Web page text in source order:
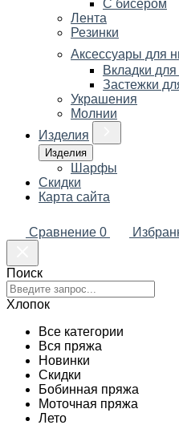
С бисером
Лента
Резинки
Аксессуары для
Вкладки
Застежки
Украшения
Молнии
Изделия
Изделия
Шарфы
Скидки
Карта сайта
Сравнение 0
Поиск
Хлопок
Все категории
Вся пряжа
Новинки
Скидки
Бобинная пряжа
Моточная пряжа
Лето